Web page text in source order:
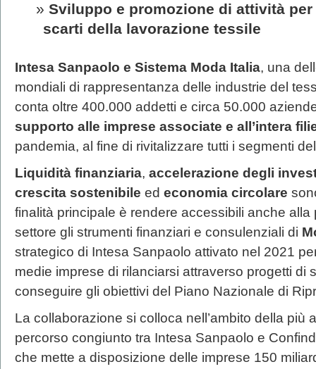
Sviluppo e promozione di attività
scarti della lavorazione tessile
Intesa Sanpaolo e Sistema Moda Italia, una
mondiali di rappresentanza delle industrie del
conta oltre 400.000 addetti e circa 50.000
supporto alle imprese associate e all’intera
pandemia, al fine di rivitalizzare tutti i segmenti
Liquidità finanziaria, accelerazione degli
crescita sostenibile ed economia circolare
finalità principale è rendere accessibili anche
settore gli strumenti finanziari e consulenziali di
strategico di Intesa Sanpaolo attivato nel 2021
medie imprese di rilanciarsi attraverso progetti di
conseguire gli obiettivi del Piano Nazionale di
La collaborazione si colloca nell’ambito della più
percorso congiunto tra Intesa Sanpaolo e
che mette a disposizione delle imprese 150